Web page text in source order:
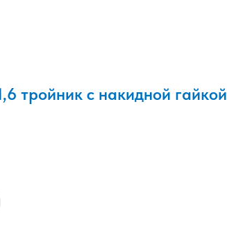
тройник с накидной гайкой